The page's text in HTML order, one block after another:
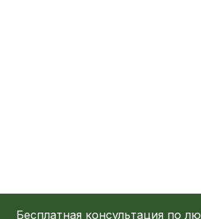
Бесплатная консультация по